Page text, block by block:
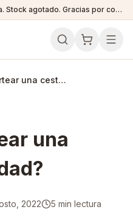
Campaña Navidad 2025 finalizada. Stock agotado. Gracias por confiar en nosotros!
¿Por qué sortear una cesta de navidad?
una
2022 5 min lectura